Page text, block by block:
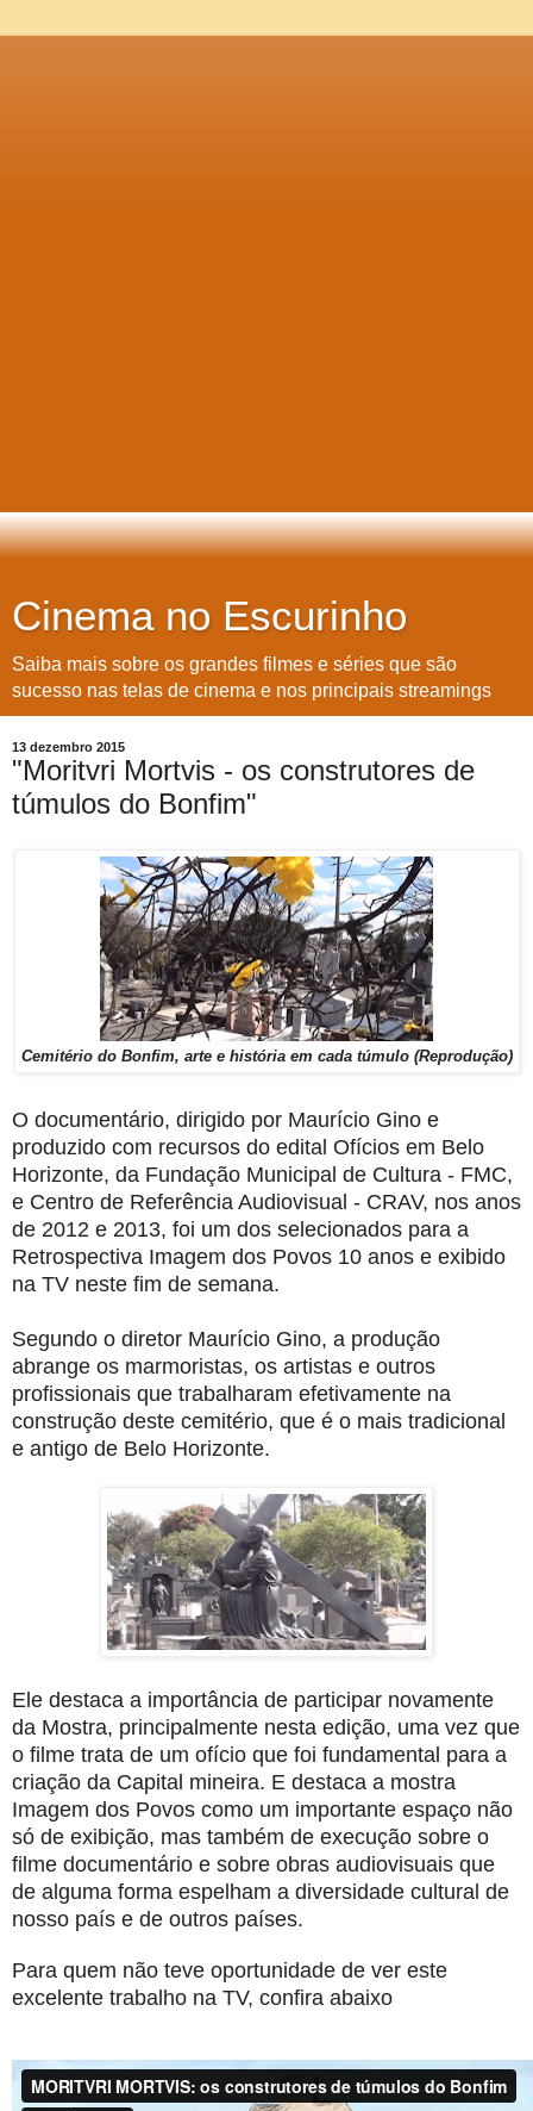
Cinema no Escurinho
Saiba mais sobre os grandes filmes e séries que são
sucesso nas telas de cinema e nos principais streamings
13 dezembro 2015
"Moritvri Mortvis - os construtores de
túmulos do Bonfim"
Cemitério do Bonfim, arte e história em cada túmulo (Reprodução)
O documentário, dirigido por Maurício Gino e
produzido com recursos do edital Ofícios em Belo
Horizonte, da Fundação Municipal de Cultura - FMC,
e Centro de Referência Audiovisual - CRAV, nos anos
de 2012 e 2013, foi um dos selecionados para a
Retrospectiva Imagem dos Povos 10 anos e exibido
na TV neste fim de semana.
Segundo o diretor Maurício Gino, a produção
abrange os marmoristas, os artistas e outros
profissionais que trabalharam efetivamente na
construção deste cemitério, que é o mais tradicional
e antigo de Belo Horizonte.
Ele destaca a importância de participar novamente
da Mostra, principalmente nesta edição, uma vez que
o filme trata de um ofício que foi fundamental para a
criação da Capital mineira. E destaca a mostra
Imagem dos Povos como um importante espaço não
só de exibição, mas também de execução sobre o
filme documentário e sobre obras audiovisuais que
de alguma forma espelham a diversidade cultural de
nosso país e de outros países.
Para quem não teve oportunidade de ver este
excelente trabalho na TV, confira abaixo